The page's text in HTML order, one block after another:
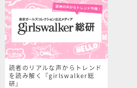
読者のリアルな声からトレンド
を読み解く『girlswalker総
研』